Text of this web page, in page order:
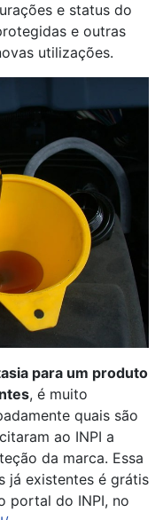
e status do
e outras
utilizações.
para um produto
, é muito
quais são
ao INPI a
da marca. Essa
já existentes é grátis
portal do INPI, no